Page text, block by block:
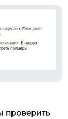
проверить